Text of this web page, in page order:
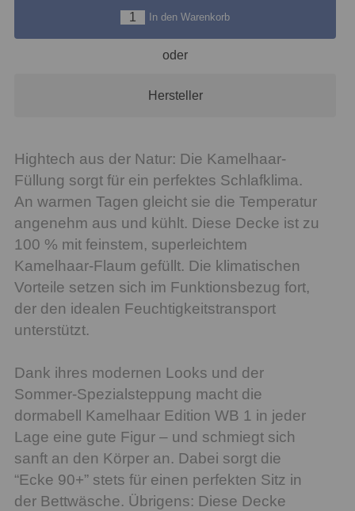
In den Warenkorb
oder
Hersteller
Hightech aus der Natur: Die Kamelhaar-
Füllung sorgt für ein perfektes Schlafklima.
An warmen Tagen gleicht sie die Temperatur
angenehm aus und kühlt. Diese Decke ist zu
100 % mit feinstem, superleichtem
Kamelhaar-Flaum gefüllt. Die klimatischen
Vorteile setzen sich im Funktionsbezug fort,
der den idealen Feuchtigkeitstransport
unterstützt.
Dank ihres modernen Looks und der
Sommer-Spezialsteppung macht die
dormabell Kamelhaar Edition WB 1 in jeder
Lage eine gute Figur – und schmiegt sich
sanft an den Körper an. Dabei sorgt die
“Ecke 90+” stets für einen perfekten Sitz in
der Bettwäsche. Übrigens: Diese Decke